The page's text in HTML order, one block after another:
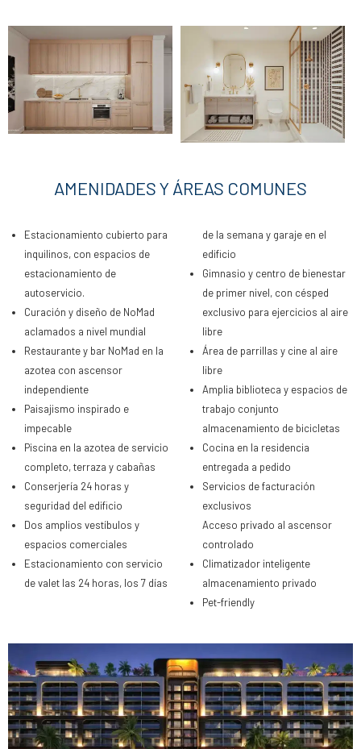
AMENIDADES Y ÁREAS COMUNES
Estacionamiento cubierto para
inquilinos, con espacios de
estacionamiento de
autoservicio.
Curación y diseño de NoMad
aclamados a nivel mundial
Restaurante y bar NoMad en la
azotea con ascensor
independiente
Paisajismo inspirado e
impecable
Piscina en la azotea de servicio
completo, terraza y cabañas
Conserjería 24 horas y
seguridad del edificio
Dos amplios vestíbulos y
espacios comerciales
Estacionamiento con servicio
de valet las 24 horas, los 7 días
de la semana y garaje en el
edificio
Gimnasio y centro de bienestar
de primer nivel, con césped
exclusivo para ejercicios al aire
libre
Área de parrillas y cine al aire
libre
Amplia biblioteca y espacios de
trabajo conjunto
almacenamiento de bicicletas
Cocina en la residencia
entregada a pedido
Servicios de facturación
exclusivos
Acceso privado al ascensor
controlado
Climatizador inteligente
almacenamiento privado
Pet-friendly